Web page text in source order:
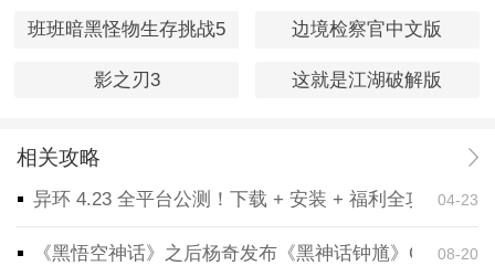
班班暗黑怪物生存挑战5 边境检察官中文版
影之刃3 这就是江湖破解版
相关攻略
异环 4.23 全平台公测！下载 + 安装 + 福利全攻略，一
04-23
《黑悟空神话》之后杨奇发布《黑神话钟馗》CG！预
08-20